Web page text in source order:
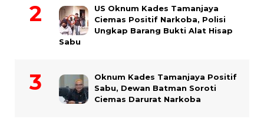
US Oknum Kades Tamanjaya
Ciemas Positif Narkoba, Polisi
Ungkap Barang Bukti Alat Hisap
Sabu
Oknum Kades Tamanjaya Positif
Sabu, Dewan Batman Soroti
Ciemas Darurat Narkoba